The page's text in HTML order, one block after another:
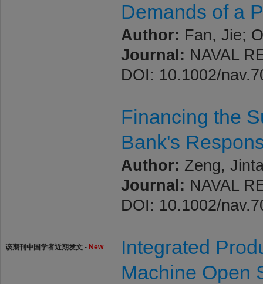
该期刊中国学者近期发文 - New
Demands of a
Author: Fan, Jie;
Journal: NAVAL
DOI: 10.1002/
Financing the
Bank's
Author: Zeng,
Journal: NAVAL
DOI: 10.1002/
Integrated
Machine Open